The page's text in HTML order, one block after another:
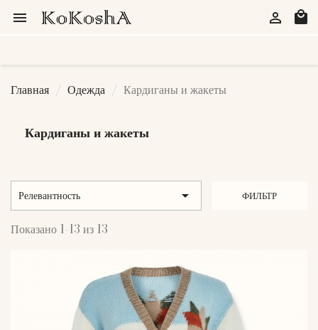
 local_mall

Главная Одежда Кардиганы и жакеты
Кардиганы и жакеты
Релевантность  ФИЛЬТР
Показано 1-13 из 13